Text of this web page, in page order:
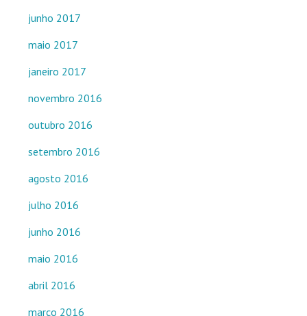
junho 2017
maio 2017
janeiro 2017
novembro 2016
outubro 2016
setembro 2016
agosto 2016
julho 2016
junho 2016
maio 2016
abril 2016
março 2016